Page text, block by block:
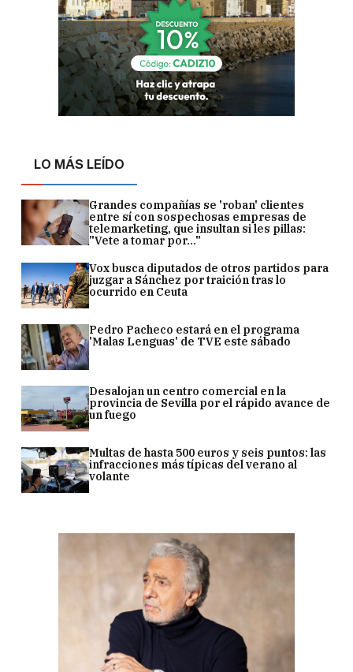
LO MÁS LEÍDO
Grandes compañías se 'roban' clientes
entre sí con sospechosas empresas de
telemarketing, que insultan si les pillas:
"Vete a tomar por..."
Vox busca diputados de otros partidos para
juzgar a Sánchez por traición tras lo
ocurrido en Ceuta
Pedro Pacheco estará en el programa
'Malas Lenguas' de TVE este sábado
Desalojan un centro comercial en la
provincia de Sevilla por el rápido avance de
un fuego
Multas de hasta 500 euros y seis puntos: las
infracciones más típicas del verano al
volante